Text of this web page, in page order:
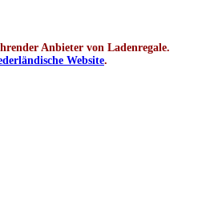
Anbieter von Ladenregale.
Website.